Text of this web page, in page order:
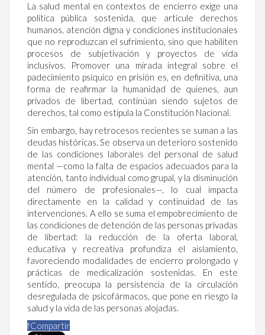
La salud mental en contextos de encierro exige una
política pública sostenida, que articule derechos
humanos, atención digna y condiciones institucionales
que no reproduzcan el sufrimiento, sino que habiliten
procesos de subjetivación y proyectos de vida
inclusivos. Promover una mirada integral sobre el
padecimiento psíquico en prisión es, en definitiva, una
forma de reafirmar la humanidad de quienes, aun
privados de libertad, continúan siendo sujetos de
derechos, tal como estipula la Constitución Nacional.
Sin embargo, hay retrocesos recientes se suman a las
deudas históricas. Se observa un deterioro sostenido
de las condiciones laborales del personal de salud
mental —como la falta de espacios adecuados para la
atención, tanto individual como grupal, y la disminución
del número de profesionales—, lo cual impacta
directamente en la calidad y continuidad de las
intervenciones. A ello se suma el empobrecimiento de
las condiciones de detención de las personas privadas
de libertad: la reducción de la oferta laboral,
educativa y recreativa profundiza el aislamiento,
favoreciendo modalidades de encierro prolongado y
prácticas de medicalización sostenidas. En este
sentido, preocupa la persistencia de la circulación
desregulada de psicofármacos, que pone en riesgo la
salud y la vida de las personas alojadas.
fCompartir